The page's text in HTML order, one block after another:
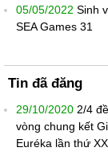
05/05/2022 Sinh
SEA Games 31
Tin đã đăng
29/10/2020 2/4
vòng chung kết
Euréka lần thứ